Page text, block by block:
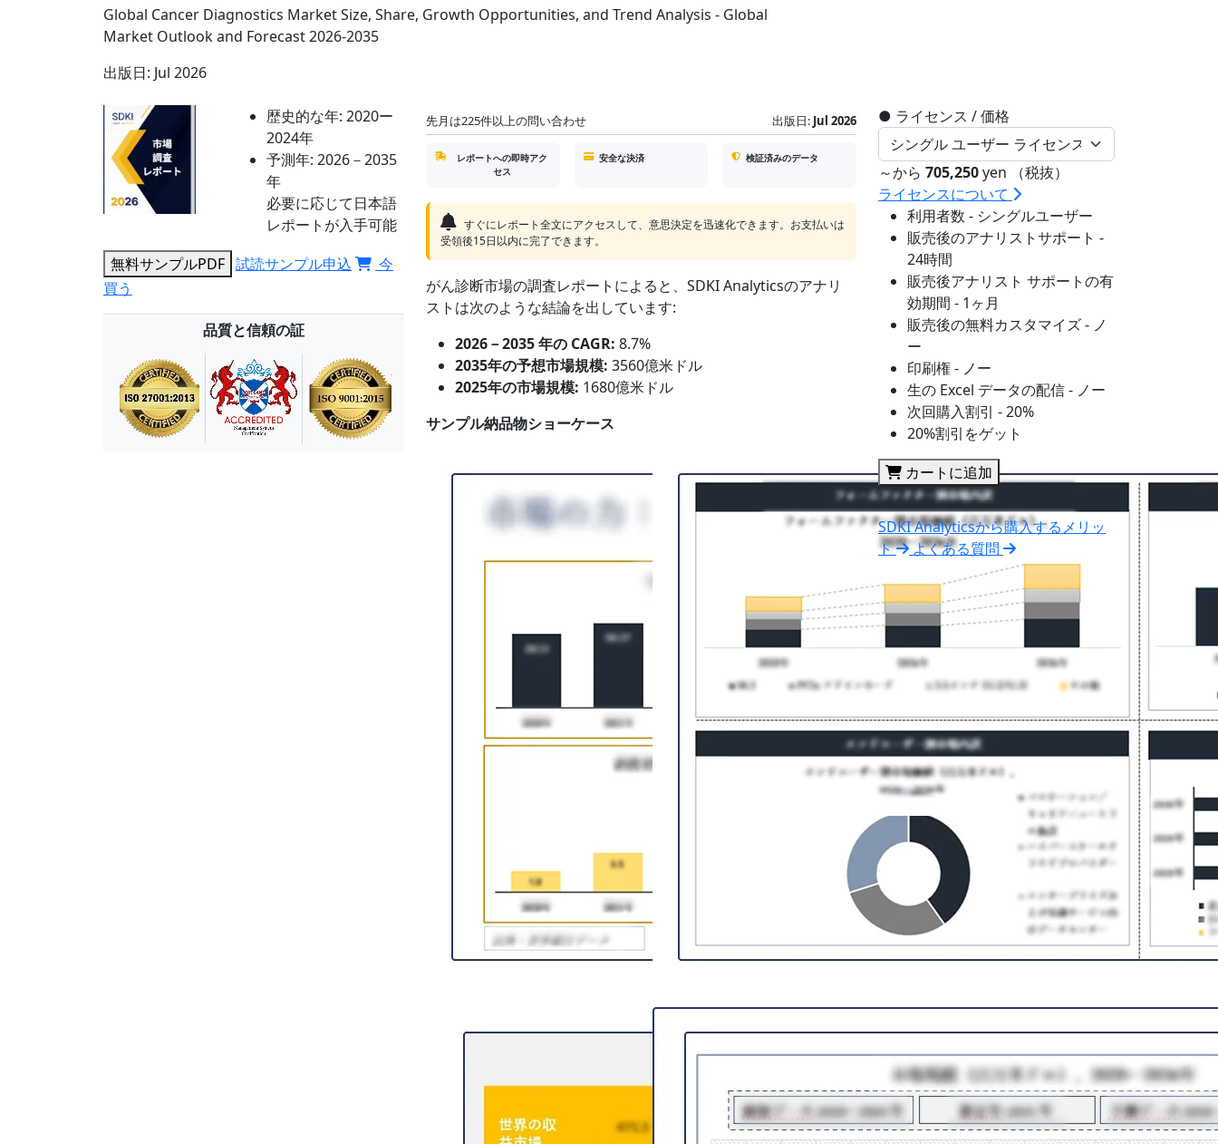
Global Cancer Diagnostics Market Size, Share, Growth Opportunities, and Trend Analysis - Global
Market Outlook and Forecast 2026-2035
出版日: Jul 2026
歴史的な年: 2020ー
2024年
予測年: 2026－2035
年
必要に応じて日本語
レポートが入手可能
無料サンプルPDF 試読サンプル申込
今
買う
品質と信頼の証
先月は225件以上の問い合わせ 出版日: Jul 2026
レポートへの即時アク
セス
安全な決済 検証済みのデータ
すぐにレポート全文にアクセスして、意思決定を迅速化できます。お支払いは
受領後15日以内に完了できます。
がん診断市場の調査レポートによると、SDKI Analyticsのアナリ
ストは次のような結論を出しています:
2026－2035 年の CAGR: 8.7%
2035年の予想市場規模: 3560億米ドル
2025年の市場規模: 1680億米ドル
サンプル納品物ショーケース
● ライセンス / 価格
～から 705,250yen （税抜）
ライセンスについて
利用者数 - シングルユーザー
販売後のアナリストサポート -
24時間
販売後アナリスト サポートの有
効期間 - 1ヶ月
販売後の無料カスタマイズ - ノ
ー
印刷権 - ノー
生の Excel データの配信 - ノー
次回購入割引 - 20%
20%割引をゲット
カートに追加
SDKI Analyticsから購入するメリッ
ト
よくある質問